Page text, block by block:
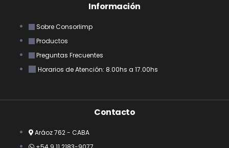
Información
Sobre Consorlimp
Productos
Preguntas Frecuentes
Horarios de Atención: 8.00hs a 17.00hs
Contacto
Aráoz 762 - CABA